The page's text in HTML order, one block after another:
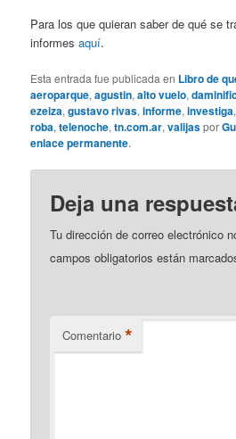
Para los que quieran saber de qué se
informesaquí.
Esta entrada fue publicada en Libro de
aeroparque,agustin,alto vuelo,
ezeiza,gustavo rivas,informe,investiga
roba,telenoche,tn.com.ar,valijaspor
enlace permanente.
Deja una
Tu dirección de correo electrónico
campos obligatorios están
Comentario *